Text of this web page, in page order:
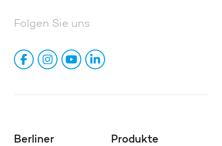
Folgen Sie uns
Berliner
Produkte